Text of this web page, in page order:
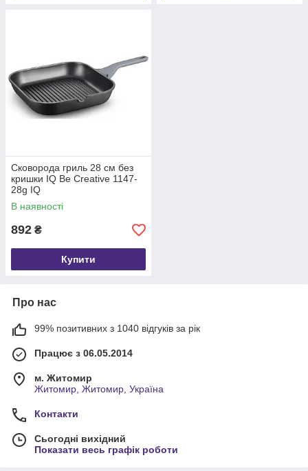
Сковорода гриль 28 см без
кришки IQ Be Creative 1147-
28g IQ
В наявності
892 ₴
Купити
Про нас
99% позитивних з 1040 відгуків за рік
Працює з 06.05.2014
м. Житомир
Житомир, Житомир, Україна
Контакти
Сьогодні вихідний
Показати весь графік роботи